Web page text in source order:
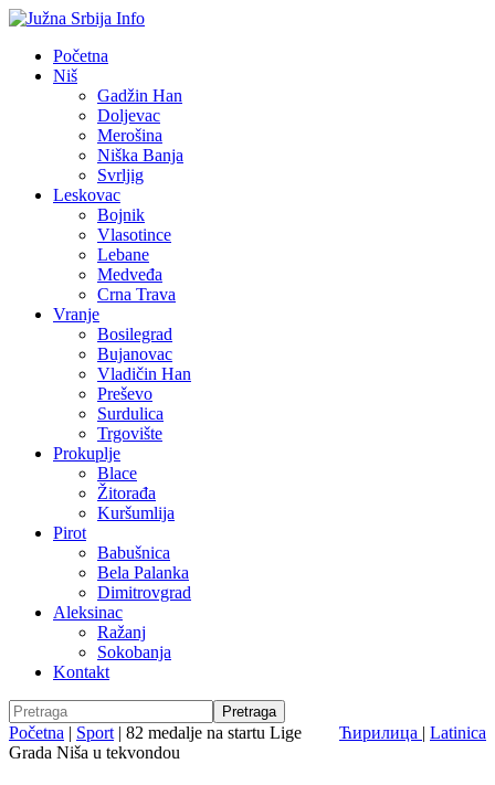
Početna
Niš
Gadžin Han
Doljevac
Merošina
Niška Banja
Svrljig
Leskovac
Bojnik
Vlasotince
Lebane
Medveđa
Crna Trava
Vranje
Bosilegrad
Bujanovac
Vladičin Han
Preševo
Surdulica
Trgovište
Prokuplje
Blace
Žitorađa
Kuršumlija
Pirot
Babušnica
Bela Palanka
Dimitrovgrad
Aleksinac
Ražanj
Sokobanja
Kontakt
Ћирилица | Latinica
Početna | Sport | 82 medalje na startu Lige
Grada Niša u tekvondou